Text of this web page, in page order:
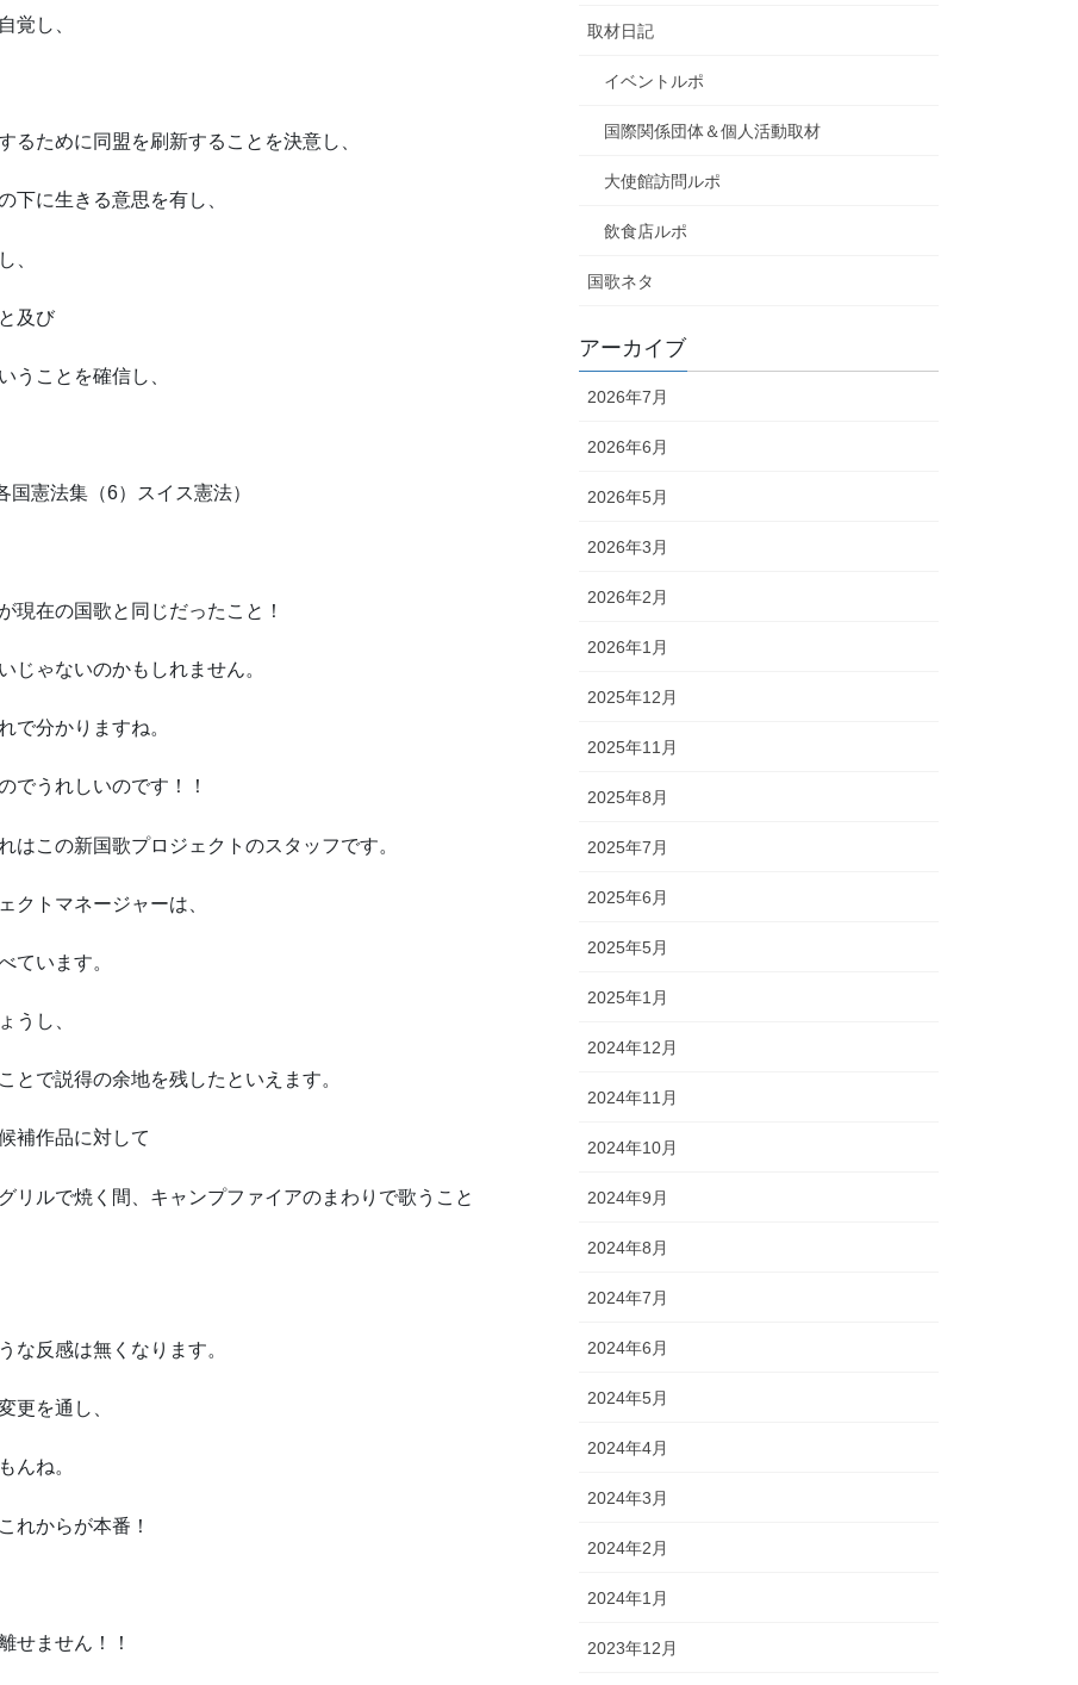
覚し、
るために同盟を刷新することを決意し、
下に生きる意思を有し、
、
及び
うことを確信し、
国憲法集（6）スイス憲法）
現在の国歌と同じだったこと！
じゃないのかもしれません。
で分かりますね。
でうれしいのです！！
この新国歌プロジェクトのスタッフです。
クトマネージャーは、
ています。
うし、
とで説得の余地を残したといえます。
補作品に対して
リルで焼く間、キャンプファイアのまわりで歌うこと
な反感は無くなります。
更を通し、
んね。
れからが本番！
せません！！
取材日記
イベントルポ
国際関係団体＆個人活動取材
大使館訪問ルポ
飲食店ルポ
国歌ネタ
アーカイブ
2026年7月
2026年6月
2026年5月
2026年3月
2026年2月
2026年1月
2025年12月
2025年11月
2025年8月
2025年7月
2025年6月
2025年5月
2025年1月
2024年12月
2024年11月
2024年10月
2024年9月
2024年8月
2024年7月
2024年6月
2024年5月
2024年4月
2024年3月
2024年2月
2024年1月
2023年12月